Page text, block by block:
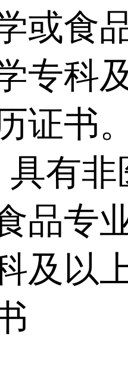
或⾷
专科
证书。
具有⾮
品专
及以